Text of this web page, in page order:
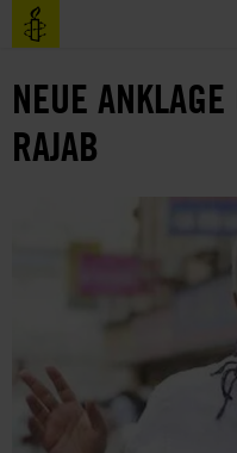
Direkt
zum
Benutzermenü
NEUE
RAJAB